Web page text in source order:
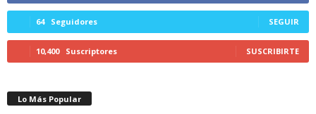
64 Seguidores SEGUIR
10,400 Suscriptores SUSCRIBIRTE
Lo Más Popular